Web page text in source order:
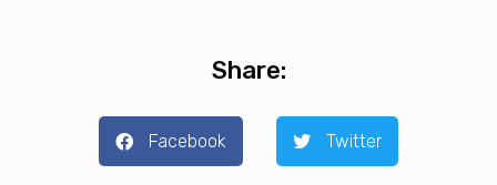
Share:
Facebook Twitter